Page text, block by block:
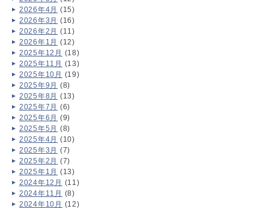
2026年4月 (15)
2026年3月 (16)
2026年2月 (11)
2026年1月 (12)
2025年12月 (18)
2025年11月 (13)
2025年10月 (19)
2025年9月 (8)
2025年8月 (13)
2025年7月 (6)
2025年6月 (9)
2025年5月 (8)
2025年4月 (10)
2025年3月 (7)
2025年2月 (7)
2025年1月 (13)
2024年12月 (11)
2024年11月 (8)
2024年10月 (12)